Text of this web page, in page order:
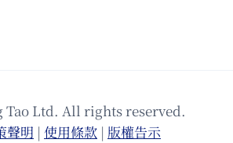
Tao Ltd. All rights reserved.
聲明 | 使⽤條款 | 版權告⽰